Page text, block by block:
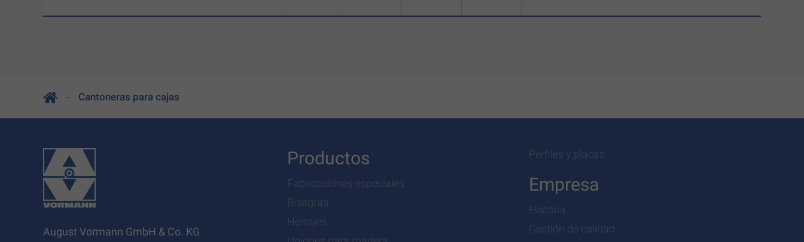
Cantoneras para cajas
August Vormann GmbH & Co. KG
Productos
Fabricaciones especiales
Bisagras
Herrajes
Perfiles y placas
Empresa
Historia
Gestión de calidad